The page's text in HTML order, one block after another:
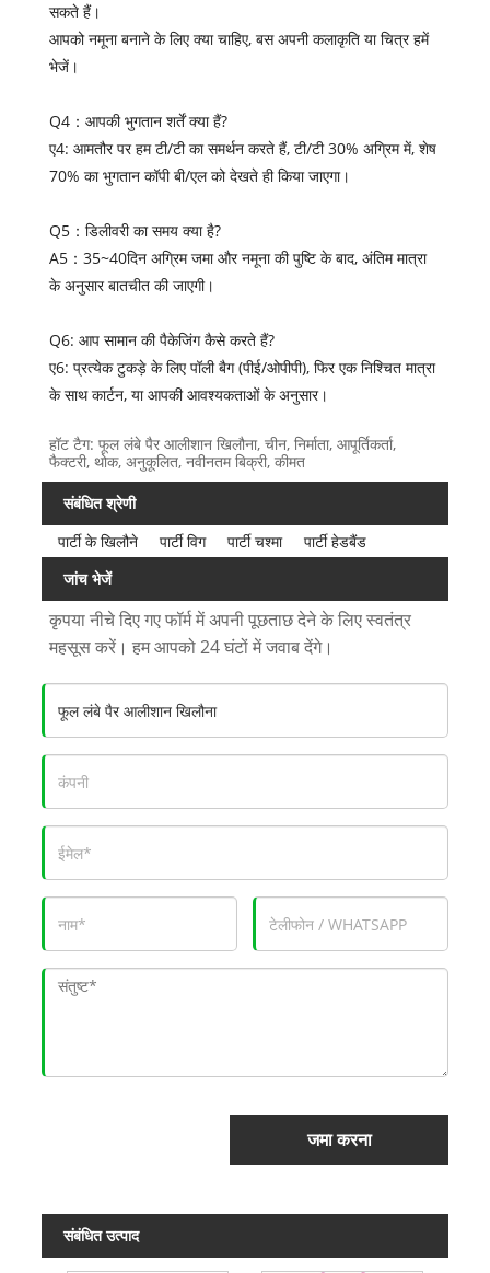
सकते हैं।
आपको नमूना बनाने के लिए क्या चाहिए, बस अपनी कलाकृति या चित्र हमें
भेजें।
Q4：आपकी भुगतान शर्तें क्या हैं?
ए4: आमतौर पर हम टी/टी का समर्थन करते हैं, टी/टी 30% अग्रिम में, शेष
70% का भुगतान कॉपी बी/एल को देखते ही किया जाएगा।
Q5：डिलीवरी का समय क्या है?
A5：35~40दिन अग्रिम जमा और नमूना की पुष्टि के बाद, अंतिम मात्रा
के अनुसार बातचीत की जाएगी।
Q6: आप सामान की पैकेजिंग कैसे करते हैं?
ए6: प्रत्येक टुकड़े के लिए पॉली बैग (पीई/ओपीपी), फिर एक निश्चित मात्रा
के साथ कार्टन, या आपकी आवश्यकताओं के अनुसार।
हॉट टैग: फूल लंबे पैर आलीशान खिलौना, चीन, निर्माता, आपूर्तिकर्ता,
फैक्टरी, थोक, अनुकूलित, नवीनतम बिक्री, कीमत
संबंधित श्रेणी
पार्टी के खिलौने
पार्टी विग पार्टी चश्मा
पार्टी हेडबैंड
जांच भेजें
कृपया नीचे दिए गए फॉर्म में अपनी पूछताछ देने के लिए स्वतंत्र
महसूस करें। हम आपको 24 घंटों में जवाब देंगे।
जमा करना
संबंधित उत्पाद